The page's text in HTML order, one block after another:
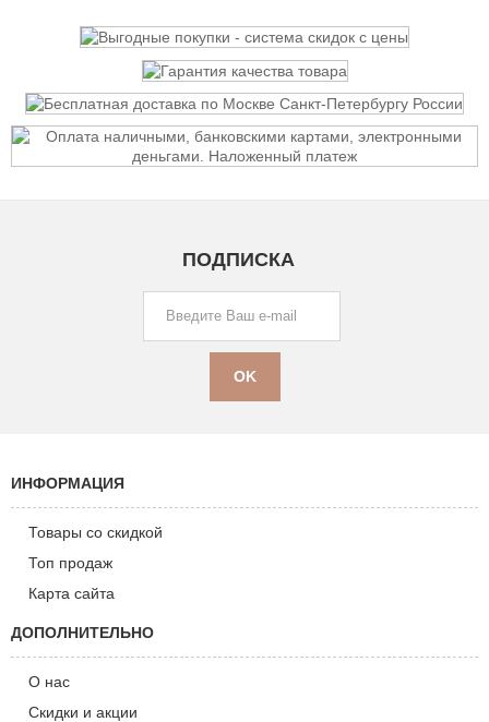
ПОДПИСКА
ИНФОРМАЦИЯ
Товары со скидкой
Топ продаж
Карта сайта
ДОПОЛНИТЕЛЬНО
О нас
Скидки и акции